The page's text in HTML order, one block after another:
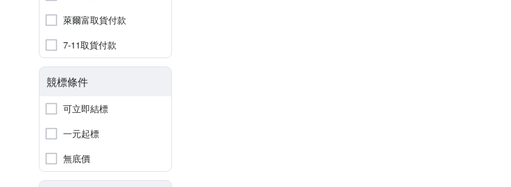
萊爾富取貨付款
7-11取貨付款
競標條件
可立即結標
一元起標
無底價